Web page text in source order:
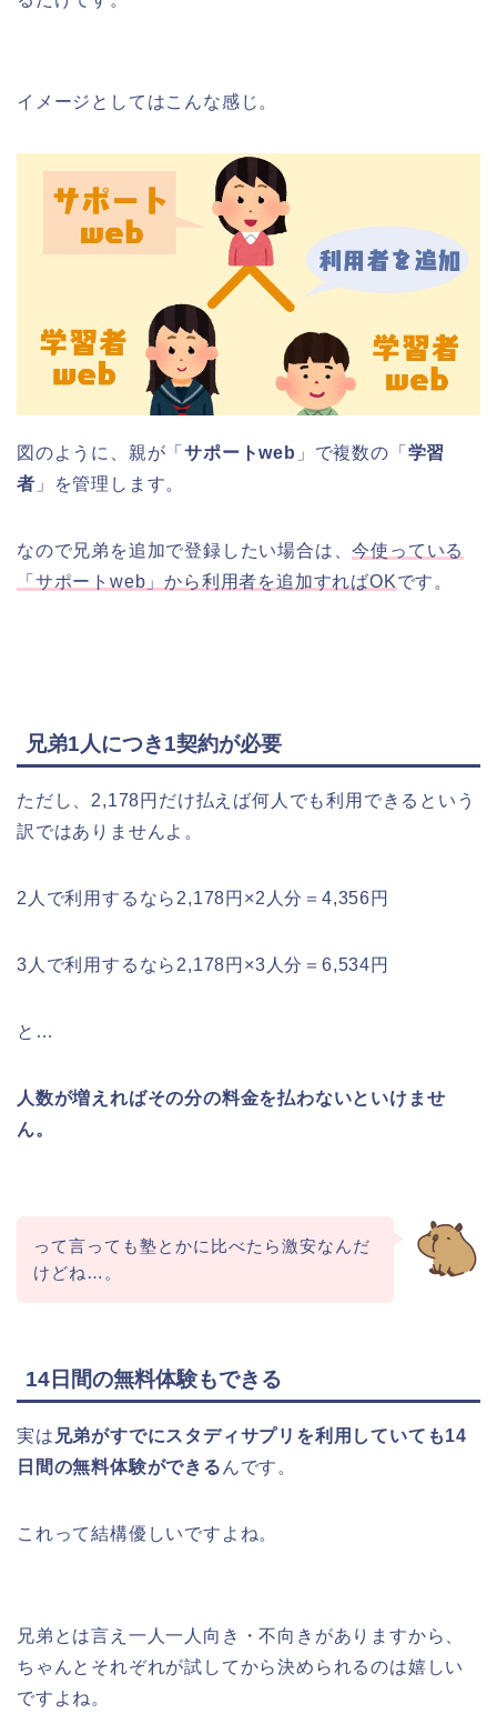
イメージとしてはこんな感じ。
図のように、親が「サポートweb 」で複数の「 学習
者 」を管理します。
なので兄弟を追加で登録したい場合は、今使っている
「サポートweb」から利用者を追加すればOKです。
兄弟1人につき1契約が必要
ただし、2,178円だけ払えば何人でも利用できるという
訳ではありませんよ。
2人で利用するなら2,178円×2人分＝4,356円
3人で利用するなら2,178円×3人分＝6,534円
と…
人数が増えればその分の料金を払わないといけませ
ん。
って言っても塾とかに比べたら激安なんだ
けどね…。
14日間の無料体験もできる
実は 兄弟がすでにスタディサプリを利用していても14
日間の無料体験ができる んです。
これって結構優しいですよね。
兄弟とは言え一人一人向き・不向きがありますから、
ちゃんとそれぞれが試してから決められるのは嬉しい
ですよね。